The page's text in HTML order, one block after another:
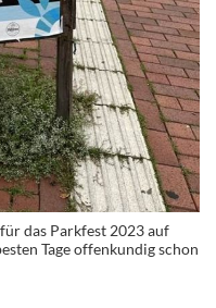
das Parkfest 2023 auf
Tage offenkundig schon